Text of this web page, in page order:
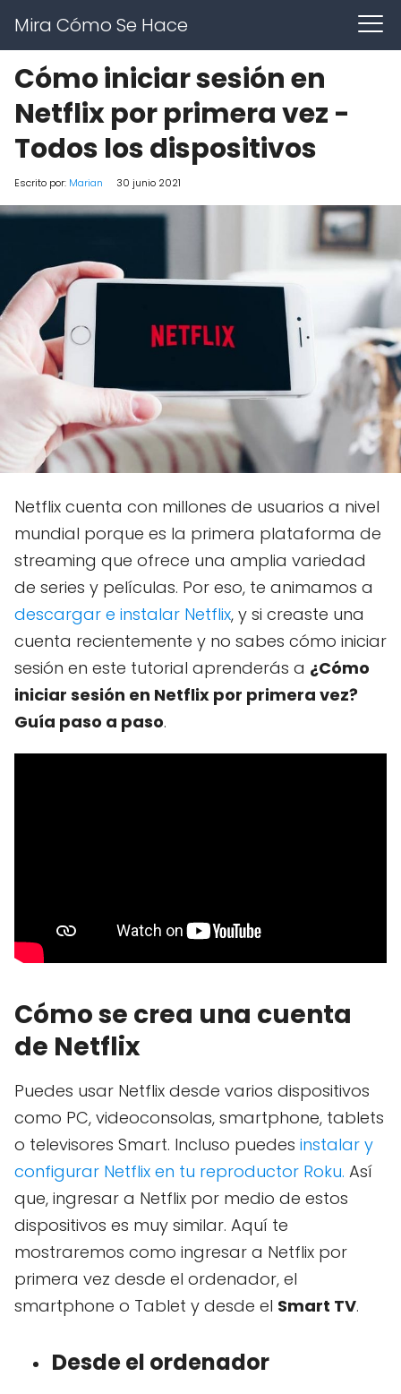
Mira Cómo Se Hace
Cómo iniciar sesión en
Netflix por primera vez -
Todos los dispositivos
Escrito por: Marian 30 junio 2021
Netflix cuenta con millones de usuarios a nivel
mundial porque es la primera plataforma de
streaming que ofrece una amplia variedad
de series y películas. Por eso, te animamos a
descargar e instalar Netflix, y si creaste una
cuenta recientemente y no sabes cómo iniciar
sesión en este tutorial aprenderás a ¿Cómo
iniciar sesión en Netflix por primera vez?
Guía paso a paso.
Cómo se crea una cuenta
de Netflix
Puedes usar Netflix desde varios dispositivos
como PC, videoconsolas, smartphone, tablets
o televisores Smart. Incluso puedes instalar y
configurar Netflix en tu reproductor Roku. Así
que, ingresar a Netflix por medio de estos
dispositivos es muy similar. Aquí te
mostraremos como ingresar a Netflix por
primera vez desde el ordenador, el
smartphone o Tablet y desde el Smart TV.
Desde el ordenador